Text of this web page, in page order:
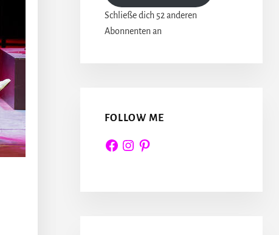
Schließe dich 52 anderen
Abonnenten an
FOLLOW ME
FacebookInstagram
Pinterest